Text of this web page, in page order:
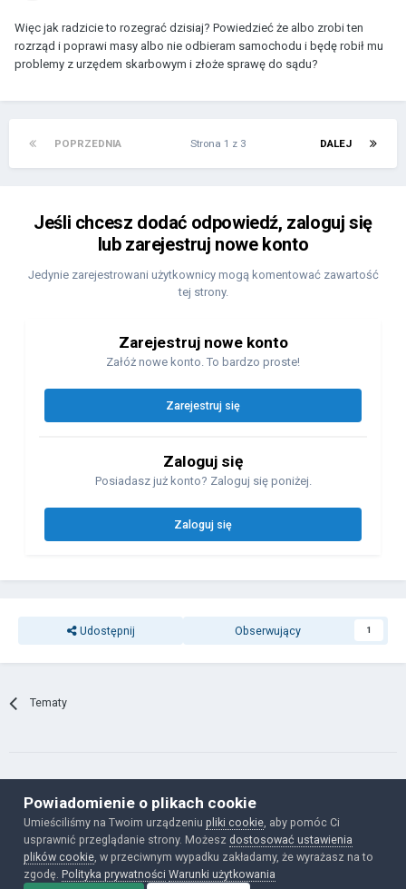
Więc jak radzicie to rozegrać dzisiaj? Powiedzieć że albo zrobi ten
rozrząd i poprawi masy albo nie odbieram samochodu i będę robił mu
problemy z urzędem skarbowym i złoże sprawę do sądu?
POPRZEDNIA DALEJ
Strona 1 z 3
Jeśli chcesz dodać odpowiedź, zaloguj się
lub zarejestruj nowe konto
Jedynie zarejestrowani użytkownicy mogą komentować zawartość
tej strony.
Zarejestruj nowe konto
Załóż nowe konto. To bardzo proste!
Zarejestruj się
Zaloguj się
Posiadasz już konto? Zaloguj się poniżej.
Zaloguj się
Udostępnij Obserwujący 1
Tematy
Polityka prywatności Ciasteczka
Powered by Invision Community
Powiadomienie o plikach cookie
Umieściliśmy na Twoim urządzeniupliki cookie , aby pomóc Ci
usprawnić przeglądanie strony. Możesz dostosować ustawienia
plików cookie , w przeciwnym wypadku zakładamy, że wyrażasz na to
zgodę.Polityka prywatności Warunki użytkowania